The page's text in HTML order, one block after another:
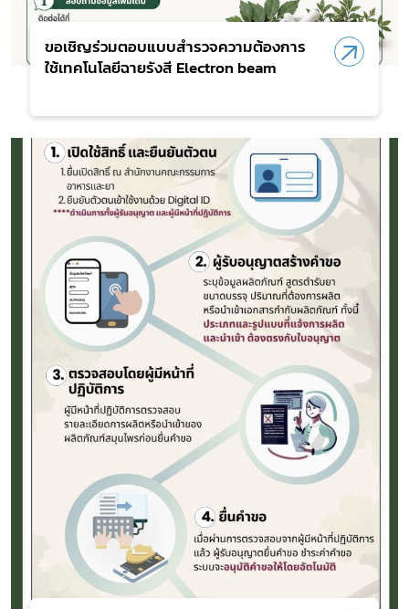
ขอเชิญร่วมตอบแบบสำรวจความต้องการ
ใช้เทคโนโลยีฉายรังสี Electron beam